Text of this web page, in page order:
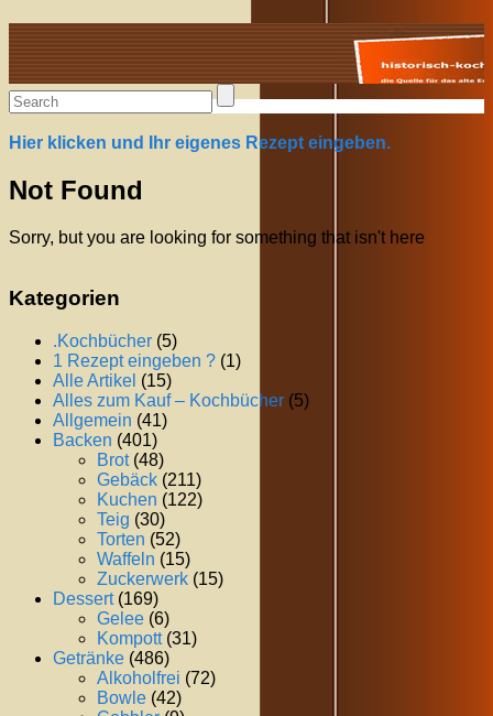
Alte Rezepte online
Hier klicken und Ihr eigenes Rezept eingeben.
Not Found
Sorry, but you are looking for something that isn't here
Kategorien
.Kochbücher (5)
1 Rezept eingeben ? (1)
Alle Artikel (15)
Alles zum Kauf – Kochbücher (5)
Allgemein (41)
Backen (401)
Brot(48)
Gebäck (211)
Kuchen (122)
Teig (30)
Torten (52)
Waffeln (15)
Zuckerwerk (15)
Dessert(169)
Gelee (6)
Kompott(31)
Getränke (486)
Alkoholfrei (72)
Bowle (42)